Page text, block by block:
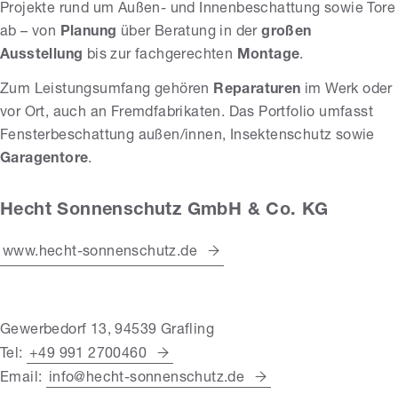
Projekte rund um Außen- und Innenbeschattung sowie Tore
ab – von Planung über Beratung in dergroßen
Ausstellung bis zur fachgerechten Montage.
Zum Leistungsumfang gehören Reparaturen im Werk oder
vor Ort, auch an Fremdfabrikaten. Das Portfolio umfasst
Fensterbeschattung außen/innen, Insektenschutz sowie
Garagentore.
Hecht Sonnenschutz GmbH & Co. KG
www.hecht-sonnenschutz.de
Gewerbedorf 13, 94539 Grafling
Tel: +49 991 2700460
Email:
info@hecht-sonnenschutz.de